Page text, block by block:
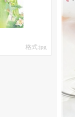
格式:jpg